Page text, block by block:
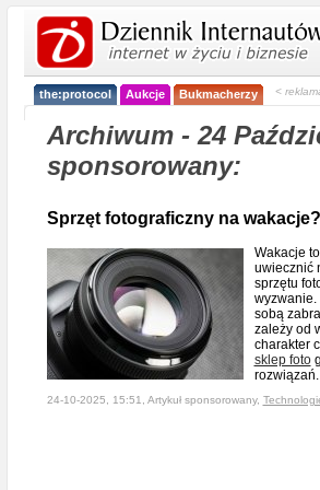
the:protocol Aukcje Bukmacherzy <
Archiwum - 24
sponsorowany:
Sprzęt fotograficzny na
Wakacje
uwiecznić
sprzętu
wyzwanie.
sobą
zależy od
charakter
sklep foto
rozwiązań.
24-10-2025, 15:51, Artykuł sponsorowany,